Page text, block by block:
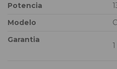
Potencia
Modelo
Garantia